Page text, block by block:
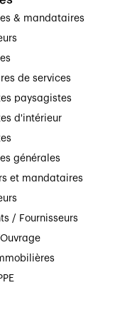
& mandataires
de services
paysagistes
d'intérieur
générales
et mandataires
/ Fournisseurs